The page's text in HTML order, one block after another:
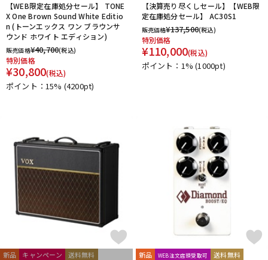
【WEB限定在庫処分セール】 TONE
X One Brown Sound White Editio
n (トーンエックス ワン ブラウンサ
ウンド ホワイト エディション)
販売価格¥40,700(税込)
特別価格
¥30,800(税込)
ポイント：15% (4200pt)
【決算売り尽くしセール】【WEB限
定在庫処分セール】 AC30S1
販売価格¥137,500(税込)
特別価格
¥110,000(税込)
ポイント：1%(1000pt)
新品 キャンペーン 送料無料 新品 WEB注文店頭受取可 送料無料